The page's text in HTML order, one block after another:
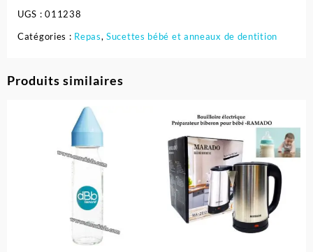
UGS :011238
Catégories : Repas,Sucettes bébé et anneaux de dentition
Produits similaires